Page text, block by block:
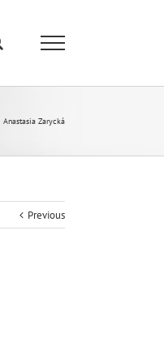
Anastasia Zarycká
Previous